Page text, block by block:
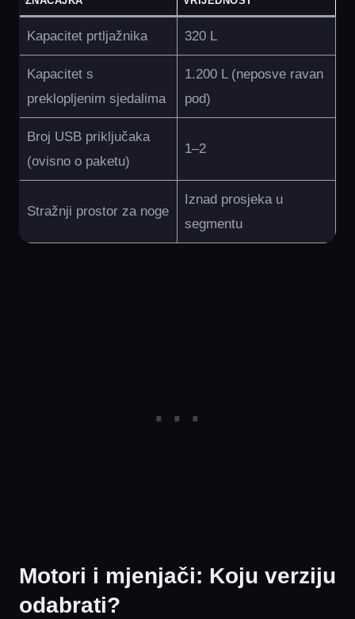
Kapacitet prtljažnika 320 L
Kapacitet s
preklopljenim sjedalima
1.200 L (neposve ravan
pod)
Broj USB priključaka
(ovisno o paketu)
1–2
Stražnji prostor za noge
Iznad prosjeka u
segmentu
Motori i mjenjači: Koju verziju
odabrati?